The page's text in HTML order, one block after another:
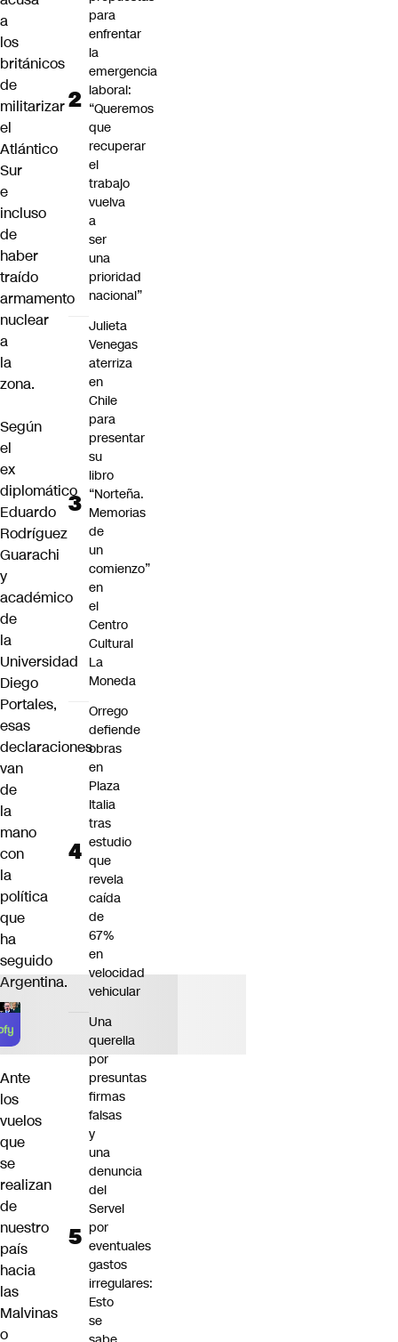
a
los
británicos
de
militarizar
el
Atlántico
Sur
e
incluso
de
haber
traído
armamento
nuclear
a
la
zona.
Según
el
ex
diplomático
Eduardo
Rodríguez
Guarachi
y
académico
de
la
Universidad
Diego
Portales,
esas
declaraciones
van
de
la
mano
con
la
política
que
ha
seguido
Argentina.
Ante
los
vuelos
que
se
realizan
de
nuestro
país
hacia
las
Malvinas
o
para
enfrentar
la
emergencia
laboral:
“Queremos
que
recuperar
el
trabajo
vuelva
a
ser
una
prioridad
nacional”
Julieta
Venegas
aterriza
en
Chile
para
presentar
su
libro
“Norteña.
Memorias
de
un
comienzo”
en
el
Centro
Cultural
La
Moneda
Orrego
defiende
obras
en
Plaza
Italia
tras
estudio
que
revela
caída
de
67%
en
velocidad
vehicular
Una
querella
por
presuntas
firmas
falsas
y
una
denuncia
del
Servel
por
eventuales
gastos
irregulares:
Esto
se